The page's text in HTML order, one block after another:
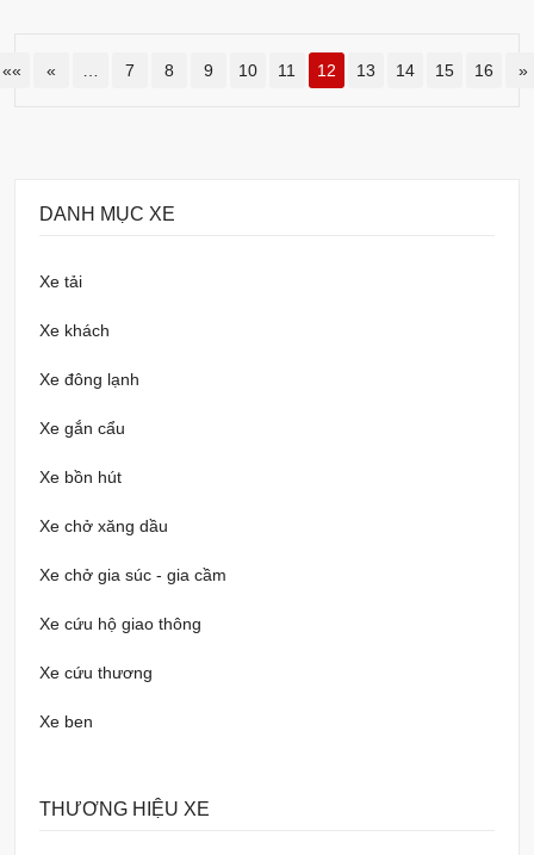
DANH MỤC XE
Xe tải
Xe khách
Xe đông lạnh
Xe gắn cẩu
Xe bồn hút
Xe chở xăng dầu
Xe chở gia súc - gia cầm
Xe cứu hộ giao thông
Xe cứu thương
Xe ben
THƯƠNG HIỆU XE
«« « … 7 8 9 10 11 12 13 14 15 16 »